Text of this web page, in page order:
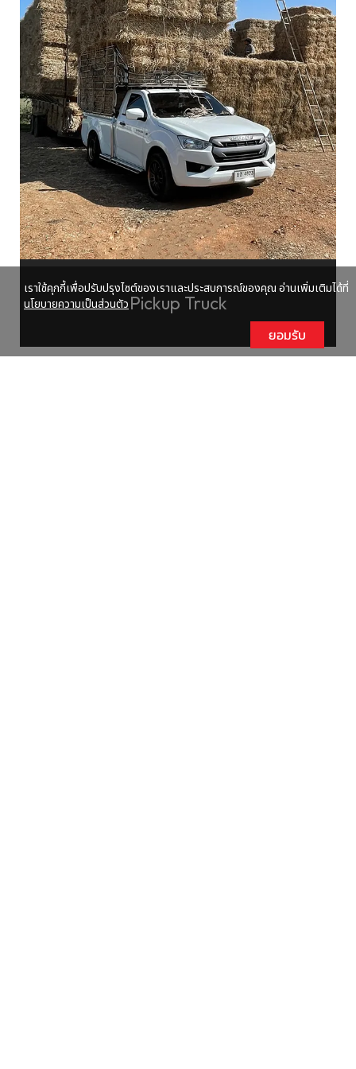
Pickup Truck
เราใช้คุกกี้เพื่อปรับปรุงไซต์ของเราและประสบการณ์ของคุณ อ่านเพิ่มเติมได้ที่
นโยบายความเป็นส่วนตัว
ยอมรับ